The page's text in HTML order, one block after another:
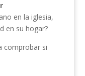
en la iglesia,
en su hogar?
comprobar si